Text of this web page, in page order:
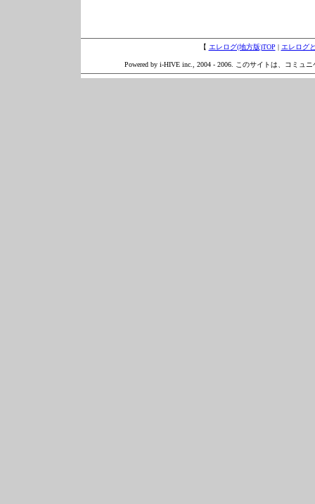
【 エレログ(地方版)TOP | エレログ
Powered by i-HIVE inc., 2004 - 2006. このサイトは、コミュ